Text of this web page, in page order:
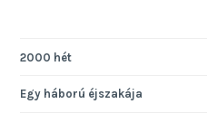
2000 hét
Egy háború éjszakája